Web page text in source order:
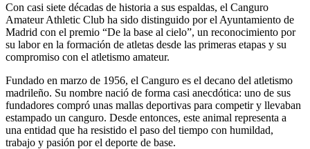
Con casi siete décadas de historia a sus espaldas, el Canguro
Amateur Athletic Club ha sido distinguido por el Ayuntamiento de
Madrid con el premio “De la base al cielo”, un reconocimiento por
su labor en la formación de atletas desde las primeras etapas y su
compromiso con el atletismo amateur.
Fundado en marzo de 1956, el Canguro es el decano del atletismo
madrileño. Su nombre nació de forma casi anecdótica: uno de sus
fundadores compró unas mallas deportivas para competir y llevaban
estampado un canguro. Desde entonces, este animal representa a
una entidad que ha resistido el paso del tiempo con humildad,
trabajo y pasión por el deporte de base.